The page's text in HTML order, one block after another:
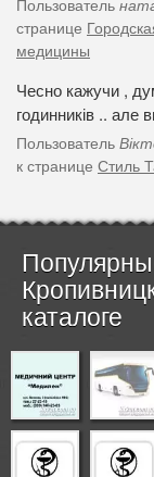
странице
медицины
Чесно кажучи ,
годинників .. але
Пользователь
к странице Стиль
каталоге